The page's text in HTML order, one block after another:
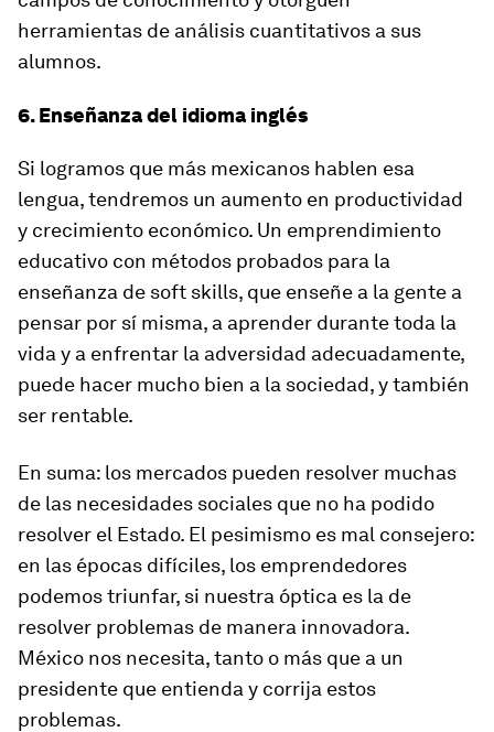
herramientas de análisis cuantitativos a sus
alumnos.
6. Enseñanza del idioma inglés
Si logramos que más mexicanos hablen esa
lengua, tendremos un aumento en productividad
y crecimiento económico. Un emprendimiento
educativo con métodos probados para la
enseñanza de soft skills, que enseñe a la gente a
pensar por sí misma, a aprender durante toda la
vida y a enfrentar la adversidad adecuadamente,
puede hacer mucho bien a la sociedad, y también
ser rentable.
En suma: los mercados pueden resolver muchas
de las necesidades sociales que no ha podido
resolver el Estado. El pesimismo es mal consejero:
en las épocas difíciles, los emprendedores
podemos triunfar, si nuestra óptica es la de
resolver problemas de manera innovadora.
México nos necesita, tanto o más que a un
presidente que entienda y corrija estos
problemas.